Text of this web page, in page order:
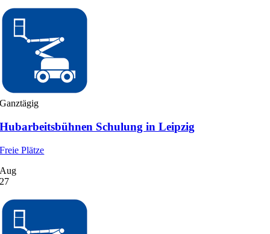
Ganztägig
Hubarbeitsbühnen Schulung in Leipzig
Freie Plätze
Aug
27